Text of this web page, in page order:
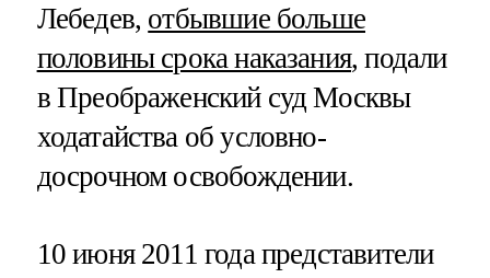
Лебедев, отбывшие больше
половины срока наказания, подали
в Преображенский суд Москвы
ходатайства об условно-
досрочном освобождении.
10 июня 2011 года представители